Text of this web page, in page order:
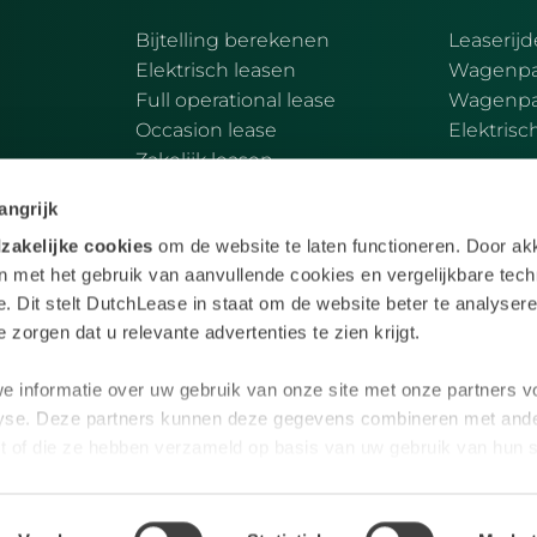
cookiesom de website te laten functioneren. Door
met het gebruik van aanvullende cookies en vergelijkbare
Dit stelt DutchLease in staat om de website beter te
zorgen dat u relevante advertenties te zien krijgt.
informatie over uw gebruik van onze site met onze partners
Deze partners kunnen deze gegevens combineren met
Bijtelling berekenen
Elektrisch leasen
Full operational lease
Occasion lease
Zakelijk leasen
Full Operational Lease wordt verstrekt door